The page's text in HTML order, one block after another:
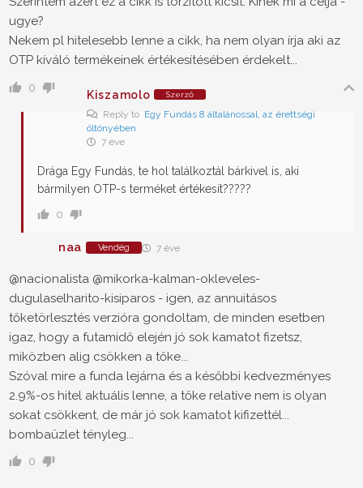
ugye?
Nekem pl hitelesebb lenne a cikk, ha nem olyan írja aki az
OTP kíváló termékeinek értékesítésében érdekelt...
0
Kiszamolo Szerző
Reply to Egy Fundás 8 általánossal, az érettségi
öltönyében
7 éve
Drága Egy Fundás, te hol találkoztál bárkivel is, aki
bármilyen OTP-s terméket értékesít?????
0
naa Vendég 7 éve
@nacionalista @mikorka-kalman-okleveles-
dugulaselharito-kisiparos - igen, az annuitásos
tőketörlesztés verzióra gondoltam, de minden esetben
igaz, hogy a futamidő elején jó sok kamatot fizetsz,
miközben alig csökken a tőke...
Szóval mire a funda lejárna és a későbbi kedvezményes
2.9%-os hitel aktuális lenne, a tőke relatíve nem is olyan
sokat csökkent, de már jó sok kamatot kifizettél...
bombaüzlet tényleg...
0